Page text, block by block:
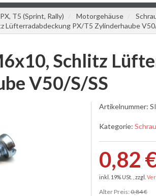
PX, T5 (Sprint, Rally) Motorgehäuse
Lüfterradabdeckung PX/T5 Zylinderhaube
Schlitz
V50/S/SS
Artikelnummer:
Kategorie:
0,82
inkl. 19% USt. , zzgl.
Alter Preis: 0,84 €